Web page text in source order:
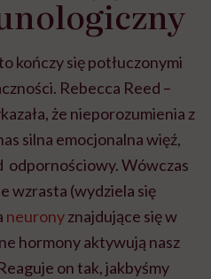
kończy się potłuczonymi
Rebecca Reed –
że nieporozumienia z
silna emocjonalna więź,
odpornościowy. Wówczas
wzrasta (wydziela się
neuronyznajdujące się w
hormony aktywują nasz
on tak, jakbyśmy